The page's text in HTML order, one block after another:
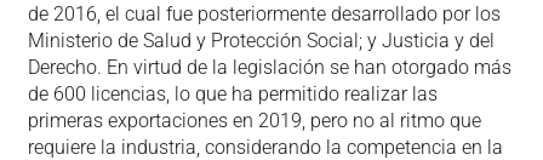
de 2016, el cual fue posteriormente desarrollado por los
Ministerio de Salud y Protección Social; y Justicia y del
Derecho. En virtud de la legislación se han otorgado más
de 600 licencias, lo que ha permitido realizar las
primeras exportaciones en 2019, pero no al ritmo que
requiere la industria, considerando la competencia en la